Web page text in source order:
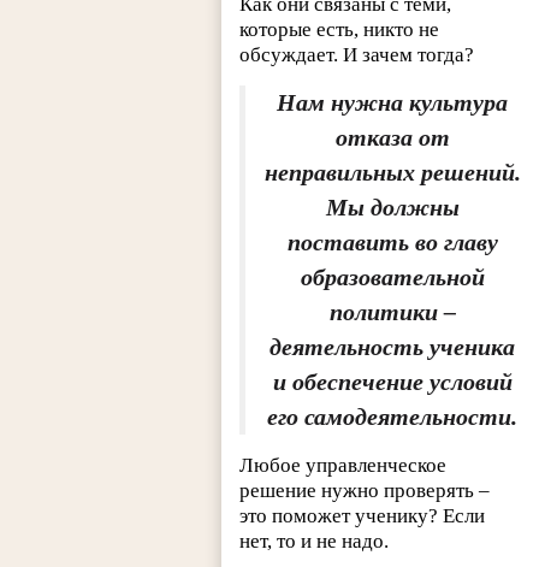
Как они связаны с теми,
которые есть, никто не
обсуждает. И зачем тогда?
Нам нужна культура
отказа от
неправильных решений.
Мы должны
поставить во главу
образовательной
политики –
деятельность ученика
и обеспечение условий
его самодеятельности.
Любое управленческое
решение нужно проверять –
это поможет ученику? Если
нет, то и не надо.